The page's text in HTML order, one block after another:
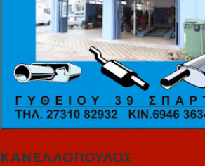
ΚΑΝΕΛΛΟΠΟΥΛΟΣ